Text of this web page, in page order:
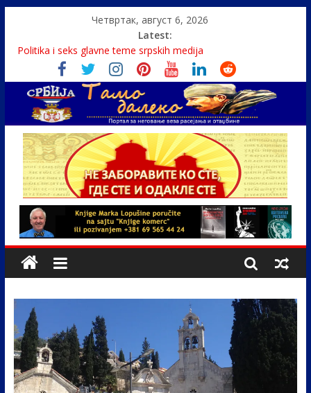
Четвртак, август 6, 2026
Latest:
Politika i seks glavne teme srpskih medija
U Srbiji pola miliona migranata, 100 000 stranaca se zaposlilo
Како је „Господар књига“ проглашен народним
непријатељем
Čije je pravo na istinu o Nikoli Tesli?
Srbin zaspao na Dunavu, reka ga odnela u Rumuniju